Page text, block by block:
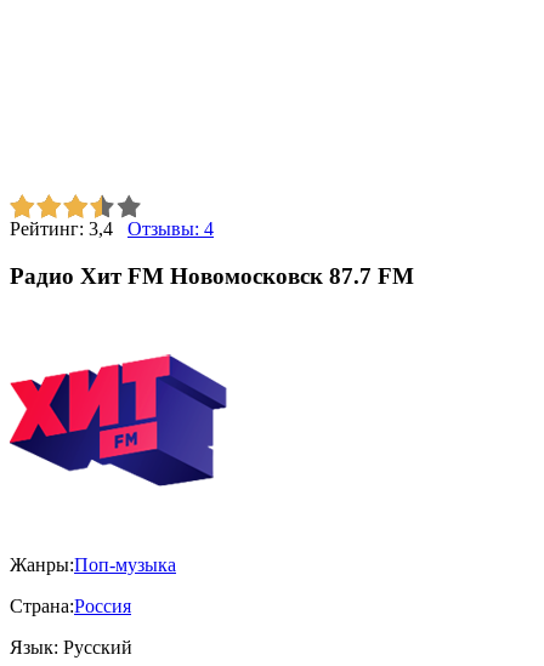
Рейтинг: 3,4 Отзывы: 4
Радио Хит FM Новомосковск 87.7 FM
Жанры:Поп-музыка
Страна:Россия
Язык: Русский